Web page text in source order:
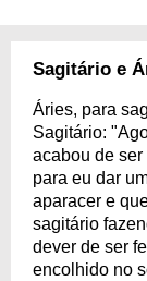
Sagitário e
Áries, para
Sagitário:
acabou de
para eu dar
aparacer e
sagitário
dever de ser
encolhido no